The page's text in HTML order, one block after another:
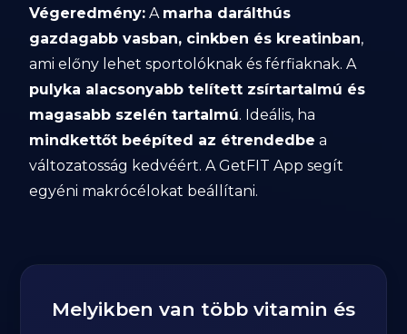
Végeredmény: A marha darálthús
gazdagabb vasban, cinkben és kreatinban,
ami előny lehet sportolóknak és férfiaknak. A
pulyka alacsonyabb telített zsírtartalmú és
magasabb szelén tartalmú. Ideális, ha
mindkettőt beépíted az étrendedbe a
változatosság kedvéért. A GetFIT App segít
egyéni makrócélokat beállítani.
Melyikben van több vitamin és